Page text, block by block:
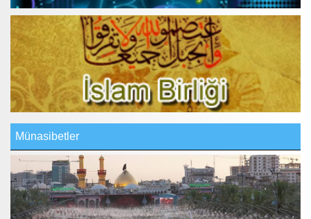
Münasibetler